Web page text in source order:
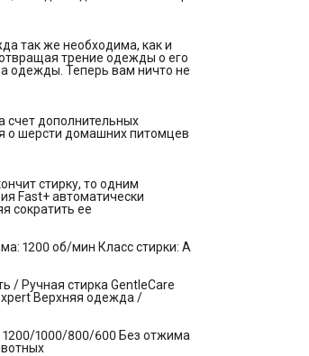
стирка Пар Быстрая стирка+ Очистка барабана
блокировки дверей
Система защиты от перелива
контроль уровня воды Контроль дисбаланса
за цикл: 1.3 кВт*ч Материал барабана:
Инверторный мотор ProSmart Активация
так же необходима, как и
трение одежды о его
одежды. Теперь вам ничто не
счет дополнительных
о шерсти домашних питомцев
стирку, то одним
Fast+ автоматически
сократить ее
1200 об/мин Класс стирки: A
/ Ручная стирка GentleCare
Верхняя одежда /
1200/1000/800/600 Без отжима